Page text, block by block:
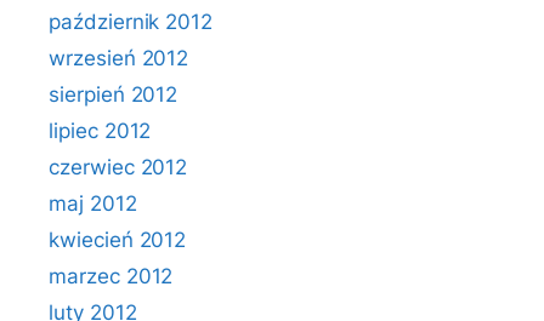
październik 2012
wrzesień 2012
sierpień 2012
lipiec 2012
czerwiec 2012
maj 2012
kwiecień 2012
marzec 2012
luty 2012